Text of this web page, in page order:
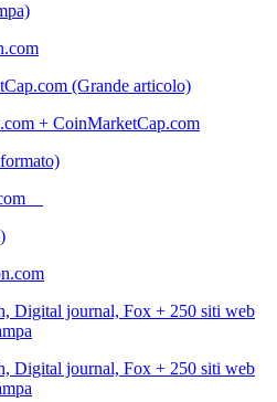
(Grande articolo)
+ CoinMarketCap.com
Digital journal, Fox + 250 siti web
Digital journal, Fox + 250 siti web